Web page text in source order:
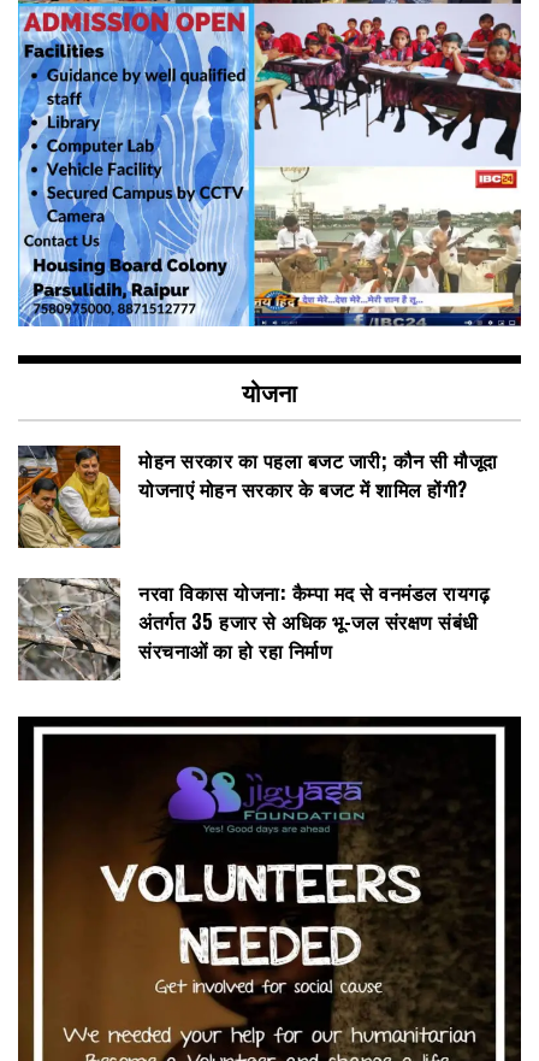
योजना
मोहन सरकार का पहला बजट जारी; कौन सी मौजूदा
योजनाएं मोहन सरकार के बजट में शामिल होंगी?
नरवा विकास योजना: कैम्पा मद से वनमंडल रायगढ़
अंतर्गत 35 हजार से अधिक भू-जल संरक्षण संबंधी
संरचनाओं का हो रहा निर्माण